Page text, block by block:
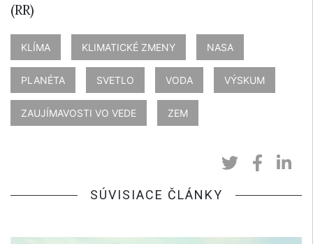
(RR)
KLÍMA KLIMATICKÉ ZMENY NASA
PLANÉTA SVETLO VODA VÝSKUM
ZAUJÍMAVOSTI VO VEDE ZEM
SÚVISIACE ČLÁNKY